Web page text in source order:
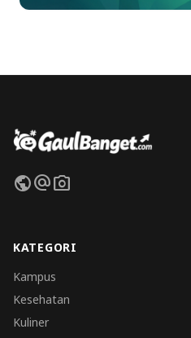
publicalternate_emailphoto_camera
KATEGORI
Kampus
Kesehatan
Kuliner